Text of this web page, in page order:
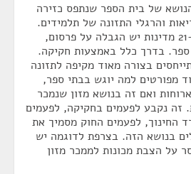
של בית הספר שנתפס כזירה
והרגלי התזונה של תלמידים.
ממחקרים בין לאומיים ב-21 מדינות יש הגבלה על פרסום,
ספר. בדרך כלל באמצעות חקיקה.
בצורה מאוד מקיפה לתזונה
מפורטים למה יוגש בבתי ספר,
ואם זה בנושא מזון שנמכר
זה נקבע לפעמים בחקיקה, לפעמים
החינוך, לפעמים החוק מסמיך את
בנושא הזה. בצרפת לדוגמה יש
על הצבת מכונות לממכר מזון